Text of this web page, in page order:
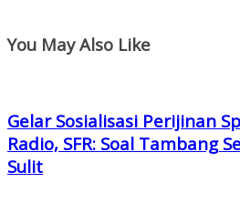
You May Also Like
Gelar Sosialisasi Perijinan
Radio, SFR: Soal Tambang
Sulit